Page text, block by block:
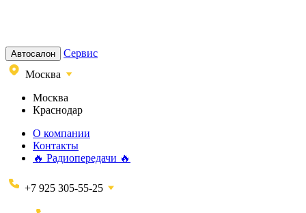
Автосалон
Сервис
Москва
Москва
Краснодар
О компании
Контакты
🔥 Радиопередачи 🔥
+7 925 305-55-25